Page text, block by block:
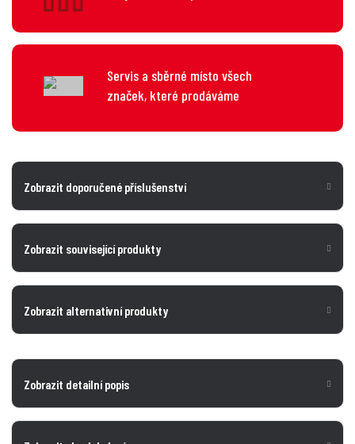
Servis a sběrné místo všech
značek, které prodáváme
Zobrazit doporučené příslušenství
Zobrazit související produkty
Zobrazit alternativní produkty
Zobrazit detailní popis